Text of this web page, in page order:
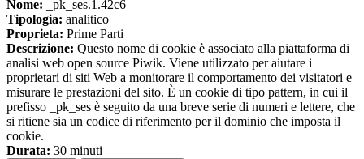
Nome: _pk_ses.1.42c6
Tipologia: analitico
Proprieta: Prime Parti
Descrizione: Questo nome di cookie è associato alla piattaforma di
analisi web open source Piwik. Viene utilizzato per aiutare i
proprietari di siti Web a monitorare il comportamento dei visitatori e
misurare le prestazioni del sito. È un cookie di tipo pattern, in cui il
prefisso _pk_ses è seguito da una breve serie di numeri e lettere, che
si ritiene sia un codice di riferimento per il dominio che imposta il
cookie.
Durata: 30 minuti